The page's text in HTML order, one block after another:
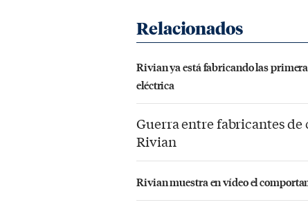
Rivian ya está fabricando las
eléctrica
Guerra entre fabricantes de
Rivian
Rivian muestra en vídeo el